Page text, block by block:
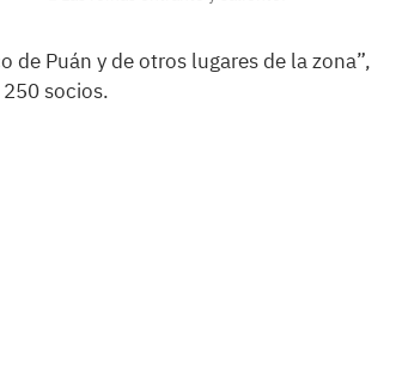
Puán y de otros lugares de la zona”,
socios.